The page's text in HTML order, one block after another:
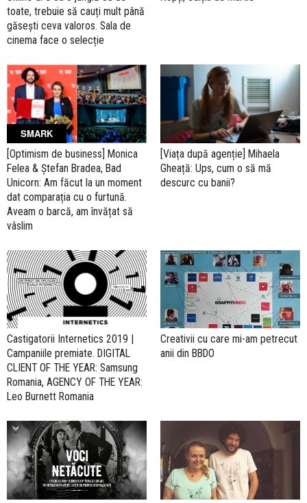
toate, trebuie să cauți mult până
găsești ceva valoros. Sala de
cinema face o selecție
SMARK
[Optimism de business] Monica
Felea & Ștefan Bradea, Bad
Unicorn: Am făcut la un moment
dat comparația cu o furtună.
Aveam o barcă, am învățat să
vâslim
[Viața după agenție] Mihaela
Gheață: Ups, cum o să mă
descurc cu banii?
Castigatorii Internetics 2019 |
Campaniile premiate. DIGITAL
CLIENT OF THE YEAR: Samsung
Romania, AGENCY OF THE YEAR:
Leo Burnett Romania
Creativii cu care mi-am petrecut
anii din BBDO